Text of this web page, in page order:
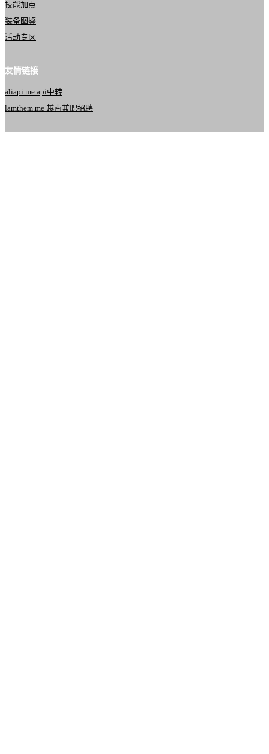
技能加点
装备图鉴
活动专区
友情链接
aliapi.me api中转
lamthem.me 越南兼职招聘